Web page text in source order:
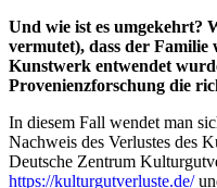
Und wie ist es umgekehrt?
vermutet), dass der Familie
Kunstwerk entwendet
Provenienzforschung die
In diesem Fall wendet man
Nachweis des Verlustes des
Deutsche Zentrum
https://kulturgutverluste.de/